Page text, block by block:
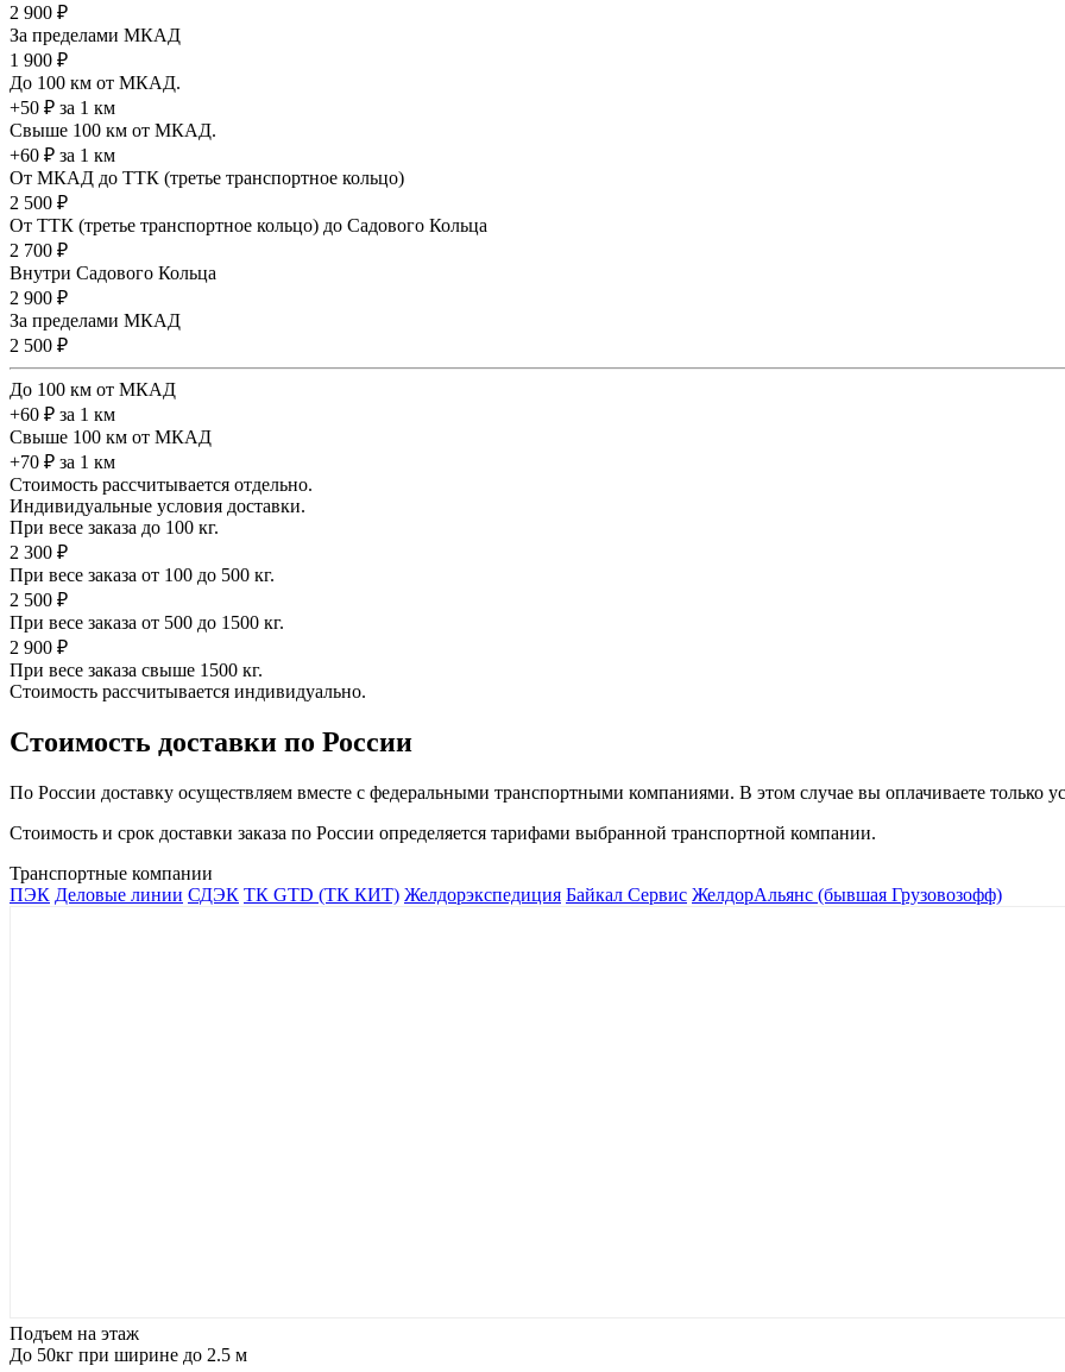
2 900 ₽
За пределами МКАД
1 900 ₽
До 100 км от МКАД.
+50 ₽ за 1 км
Свыше 100 км от МКАД.
+60 ₽ за 1 км
От МКАД до ТТК (третье транспортное кольцо)
2 500 ₽
От ТТК (третье транспортное кольцо) до Садового Кольца
2 700 ₽
Внутри Садового Кольца
2 900 ₽
За пределами МКАД
2 500 ₽
До 100 км от МКАД
+60 ₽ за 1 км
Свыше 100 км от МКАД
+70 ₽ за 1 км
Стоимость рассчитывается отдельно.
Индивидуальные условия доставки.
При весе заказа до 100 кг.
2 300 ₽
При весе заказа от 100 до 500 кг.
2 500 ₽
При весе заказа от 500 до 1500 кг.
2 900 ₽
При весе заказа свыше 1500 кг.
Стоимость рассчитывается индивидуально.
Стоимость доставки по России
По России доставку осуществляем вместе с федеральными транспортными компаниями. В этом случае вы оплачиваете только
Стоимость и срок доставки заказа по России определяется тарифами выбранной транспортной компании.
Транспортные компании
ПЭК Деловые линии СДЭК ТК GTD (ТК КИТ) Желдорэкспедиция Байкал Сервис ЖелдорАльянс (бывшая Грузовозофф)
Подъем на этаж
До 50кг при ширине до 2.5 м